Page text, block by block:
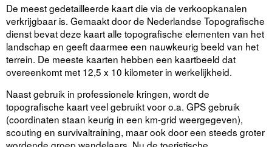
De meest gedetailleerde kaart die via de verkoopkanalen
verkrijgbaar is. Gemaakt door de Nederlandse Topografische
dienst bevat deze kaart alle topografische elementen van het
landschap en geeft daarmee een nauwkeurig beeld van het
terrein. De meeste kaarten hebben een kaartbeeld dat
overeenkomt met 12,5 x 10 kilometer in werkelijkheid.
Naast gebruik in professionele kringen, wordt de
topografische kaart veel gebruikt voor o.a. GPS gebruik
(coordinaten staan keurig in een km-grid weergegeven),
scouting en survivaltraining, maar ook door een steeds groter